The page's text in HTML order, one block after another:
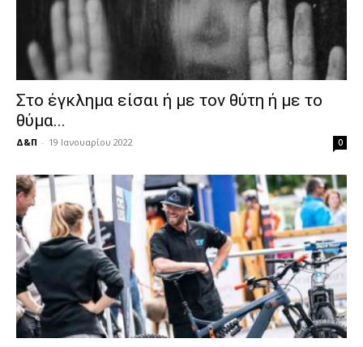
Στο έγκλημα είσαι ή με τον θύτη ή με το
θύμα...
Δ&Π - 19 Ιανουαρίου 2022 0